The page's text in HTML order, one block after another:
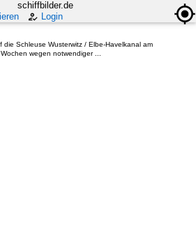
schiffbilder.de
Login
Schleuse Wusterwitz / Elbe-Havelkanal am
wegen notwendiger ...